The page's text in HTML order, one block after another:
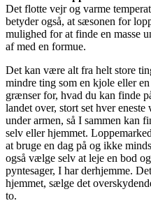
Det flotte vejr og varme
betyder også, at sæsonen for
mulighed for at finde en masse
af med en formue.
Det kan være alt fra helt store
mindre ting som en kjole eller en
grænser for, hvad du kan finde
landet over, stort set hver
under armen, så I sammen kan
selv eller hjemmet.
at bruge en dag på og ikke
også vælge selv at leje en bod
pyntesager, I har derhjemme.
hjemmet, sælge det
to.